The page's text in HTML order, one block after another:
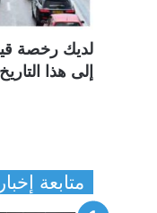
لديك رخصة
إلى هذا
متابعة